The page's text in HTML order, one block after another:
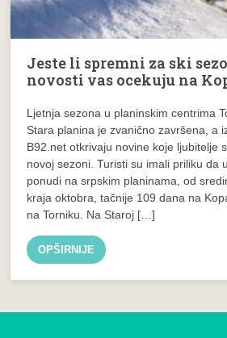
Jeste li spremni za ski
novosti vas ocekuju na
Ljetnja sezona u planinskim centrima
Stara planina je zvanično završena, a
B92.net otkrivaju novine koje ljubitelje
novoj sezoni. Turisti su imali priliku da
ponudi na srpskim planinama, od
kraja oktobra, tačnije 109 dana na
na Torniku. Na Staroj […]
OPŠIRNIJE